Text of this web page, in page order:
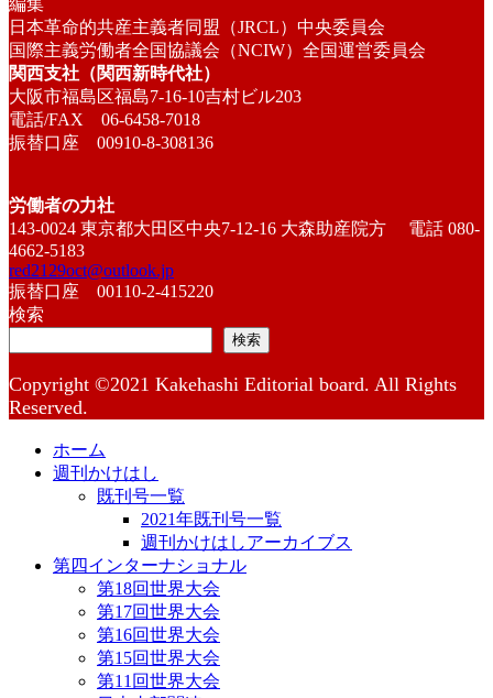
編集
日本革命的共産主義者同盟（JRCL）中央委員会
国際主義労働者全国協議会（NCIW）全国運営委員会
関西支社（関西新時代社）
大阪市福島区福島7-16-10吉村ビル203
電話/FAX 06-6458-7018
振替口座 00910-8-308136
労働者の力社
143-0024 東京都大田区中央7-12-16 大森助産院方 電話 080-
4662-5183
red2129oct@outlook.jp
振替口座 00110-2-415220
検索
検索
Copyright ©2021 Kakehashi Editorial board. All Rights
Reserved.
ホーム
週刊かけはし
既刊号一覧
2021年既刊号一覧
週刊かけはしアーカイブス
第四インターナショナル
第18回世界大会
第17回世界大会
第16回世界大会
第15回世界大会
第11回世界大会